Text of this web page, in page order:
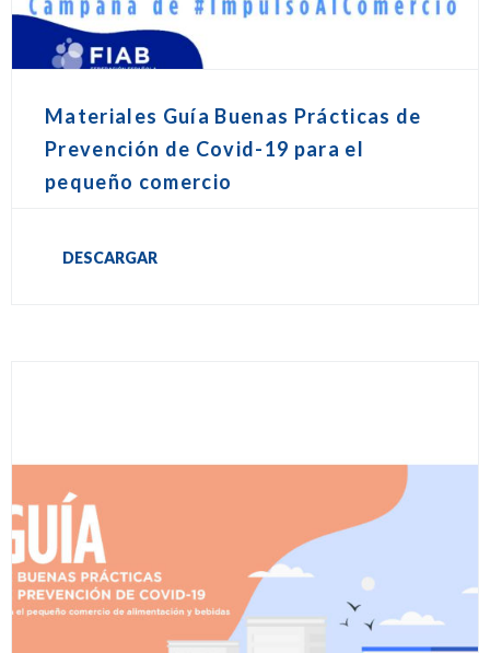
Materiales Guía Buenas Prácticas de
Prevención de Covid-19 para el
pequeño comercio
DESCARGAR